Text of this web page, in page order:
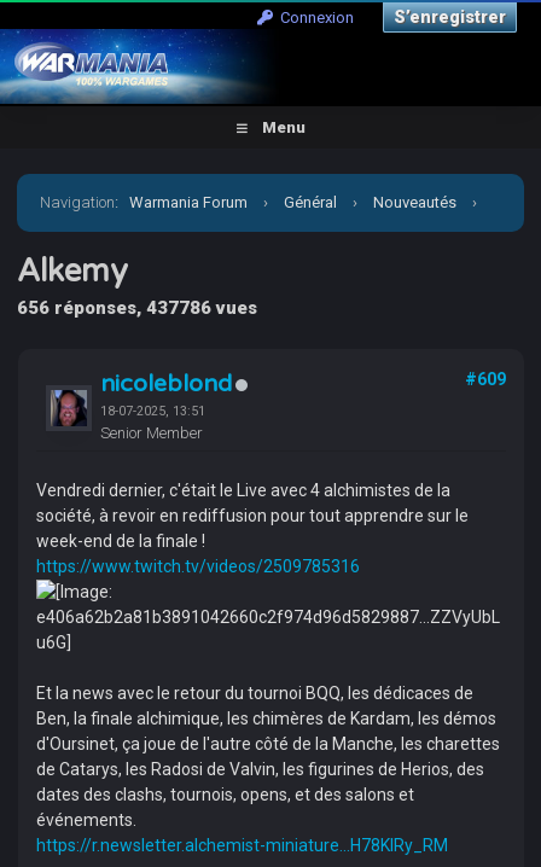
Connexion S’enregistrer
Menu
Navigation:Warmania Forum › Général › Nouveautés ›
Alkemy
Alkemy
656 réponses, 437786 vues
nicoleblond
18-07-2025, 13:51
Senior Member
#609
Vendredi dernier, c'était le Live avec 4 alchimistes de la
société, à revoir en rediffusion pour tout apprendre sur le
week-end de la finale !
https://www.twitch.tv/videos/2509785316
Et la news avec le retour du tournoi BQQ, les dédicaces de
Ben, la finale alchimique, les chimères de Kardam, les démos
d'Oursinet, ça joue de l'autre côté de la Manche, les charettes
de Catarys, les Radosi de Valvin, les figurines de Herios, des
dates des clashs, tournois, opens, et des salons et
événements.
https://r.newsletter.alchemist-miniature...H78KlRy_RM